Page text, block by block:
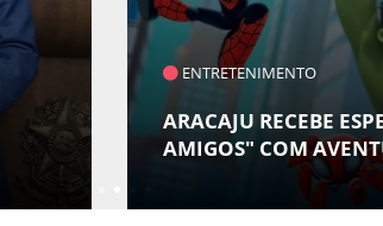
ENTRETENIMENTO
ARACAJU RECEBE
AMIGOS" COM